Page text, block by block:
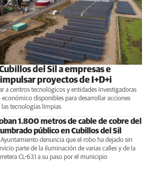
del Sil a empresas e
proyectos de I+D+i
a centros tecnológicos y entidades investigadoras
económico disponibles para desarrollar acciones
tecnologías limpias
1.800 metros de cable de cobre del
público en Cubillos del Sil
Ayuntamiento denuncia que el robo ha dejado sin
parte de la iluminación de varias calles y de la
CL-631 a su paso por el municipio